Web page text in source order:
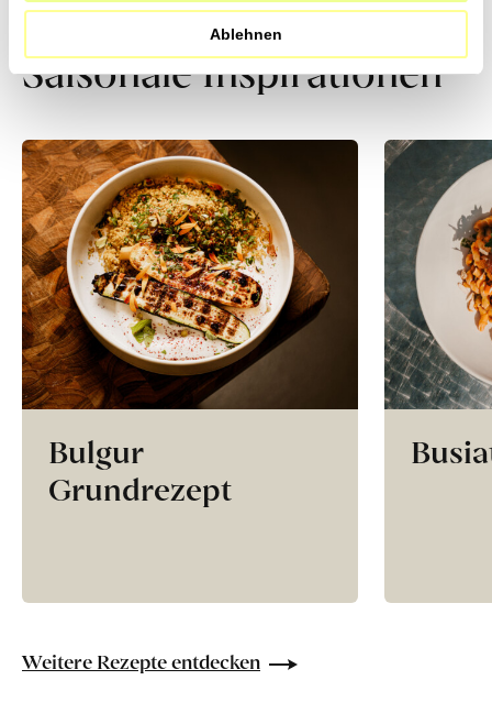
Ablehnen
Saisonale Inspirationen
Bulgur
Grundrezept
Weitere Rezepte entdecken